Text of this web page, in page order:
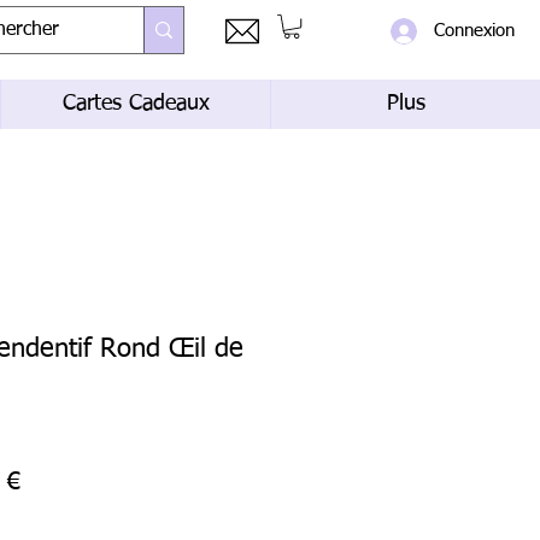
Connexion
Cartes Cadeaux Plus
Rond Œil de
€Prix